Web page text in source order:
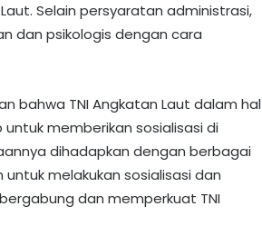
Selain persyaratan administrasi,
dan psikologis dengan cara
bahwa TNI Angkatan Laut dalam hal
memberikan sosialisasi di
dihadapkan dengan berbagai
melakukan sosialisasi dan
dan memperkuat TNI